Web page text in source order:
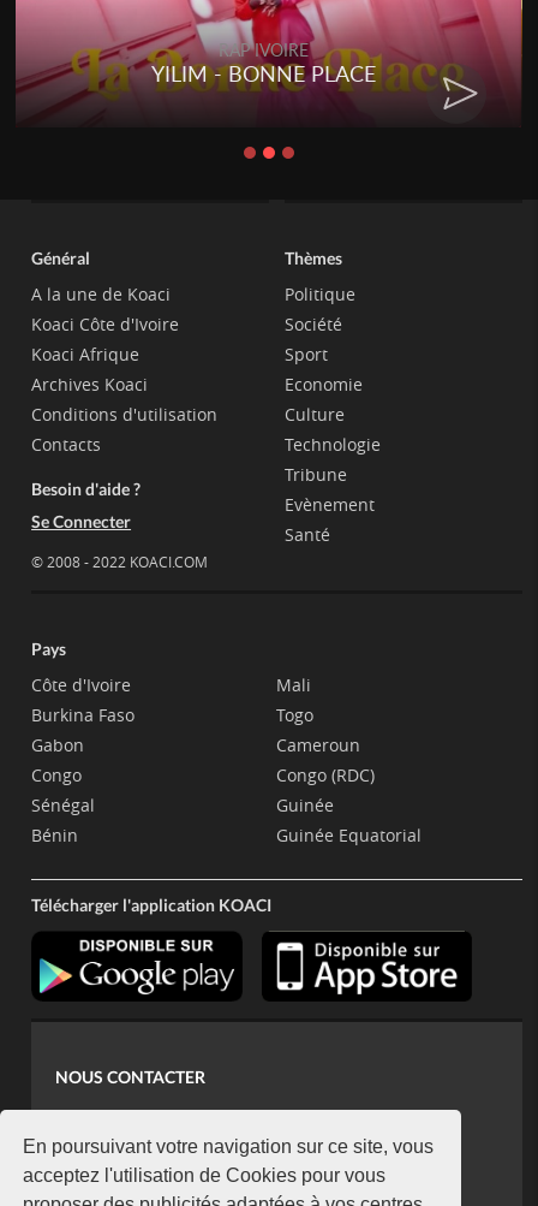
En poursuivant votre navigation sur ce site, vous
acceptez l'utilisation de Cookies pour vous
RAP IVOIRE
YILIM - BONNE PLACE
Général
A la une de Koaci
Koaci Côte d'Ivoire
Koaci Afrique
Archives Koaci
Conditions d'utilisation
Contacts
Besoin d'aide ?
Se Connecter
© 2008 - 2022 KOACI.COM
Thèmes
Politique
Société
Sport
Economie
Culture
Technologie
Tribune
Evènement
Santé
Pays
Côte d'Ivoire
Burkina Faso
Gabon
Congo
Sénégal
Bénin
Mali
Togo
Cameroun
Congo (RDC)
Guinée
Guinée Equatorial
Télécharger l'application KOACI
NOUS CONTACTER
koaci@yahoo.fr
+225 07 08 85 52 93